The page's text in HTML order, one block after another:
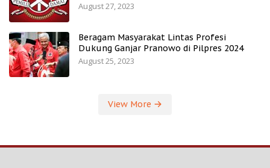
August 27, 2023
Beragam Masyarakat Lintas Profesi
Dukung Ganjar Pranowo di Pilpres 2024
August 25, 2023
View More